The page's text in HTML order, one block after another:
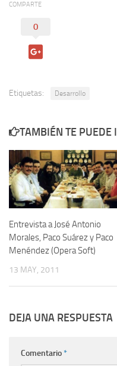
COMPARTE
0
Etiquetas: Desarrollo
TAMBIÉN TE PUEDE
Entrevista a José Antonio
Morales, Paco Suárez y Paco
Menéndez (Opera Soft)
13 MAY, 2011
DEJA UNA RESPUESTA
Comentario*